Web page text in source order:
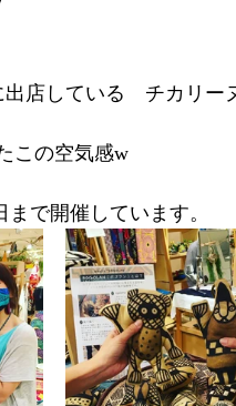
出店している　チカリー
この空気感w
で開催しています。